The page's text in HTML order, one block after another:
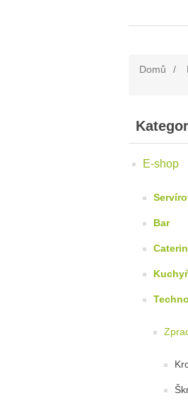
Domů /
E-shop
Bar